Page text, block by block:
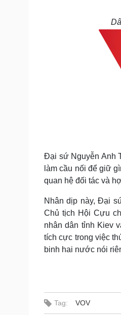
Đại sứ Nguyễn Anh
làm cầu nối để giữ
quan hệ đối tác và
Nhân dịp này, Đại
Chủ tịch Hội Cựu
nhân dân tỉnh Kiev
tích cực trong việc
binh hai nước nói
Tag: VOV